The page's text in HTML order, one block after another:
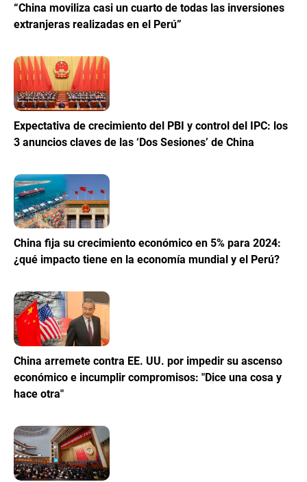
“China moviliza casi un cuarto de todas las inversiones
extranjeras realizadas en el Perú”
Expectativa de crecimiento del PBI y control del IPC: los
3 anuncios claves de las ‘Dos Sesiones’ de China
China fija su crecimiento económico en 5% para 2024:
¿qué impacto tiene en la economía mundial y el Perú?
China arremete contra EE. UU. por impedir su ascenso
económico e incumplir compromisos: "Dice una cosa y
hace otra"